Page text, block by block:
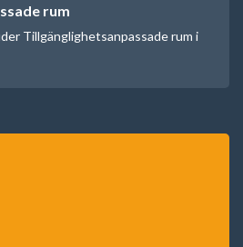
rum
Tillgänglighetsanpassade rum i